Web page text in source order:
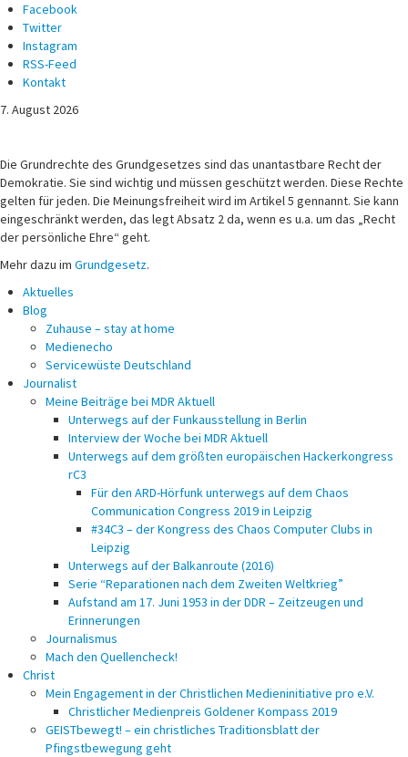
Facebook
Twitter
Instagram
RSS-Feed
Kontakt
7. August 2026
Michael Voß
Journalist und Christ
Die Grundrechte des Grundgesetzes sind das unantastbare Recht der
Demokratie. Sie sind wichtig und müssen geschützt werden. Diese Rechte
gelten für jeden. Die Meinungsfreiheit wird im Artikel 5 gennannt. Sie kann
eingeschränkt werden, das legt Absatz 2 da, wenn es u.a. um das „Recht
der persönliche Ehre“ geht.
Mehr dazu im Grundgesetz.
Aktuelles
Blog
Zuhause – stay at home
Medienecho
Servicewüste Deutschland
Journalist
Meine Beiträge bei MDR Aktuell
Unterwegs auf der Funkausstellung in Berlin
Interview der Woche bei MDR Aktuell
Unterwegs auf dem größten europäischen Hackerkongress
rC3
Für den ARD-Hörfunk unterwegs auf dem Chaos
Communication Congress 2019 in Leipzig
#34C3 – der Kongress des Chaos Computer Clubs in
Leipzig
Unterwegs auf der Balkanroute (2016)
Serie “Reparationen nach dem Zweiten Weltkrieg”
Aufstand am 17. Juni 1953 in der DDR – Zeitzeugen und
Erinnerungen
Journalismus
Mach den Quellencheck!
Christ
Mein Engagement in der Christlichen Medieninitiative pro e.V.
Christlicher Medienpreis Goldener Kompass 2019
GEISTbewegt! – ein christliches Traditionsblatt der
Pfingstbewegung geht